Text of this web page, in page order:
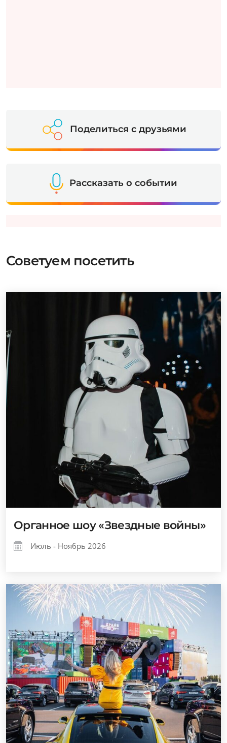
Поделиться с друзьями
Рассказать о событии
Советуем посетить
Органное шоу «Звездные войны»
Июль - Ноябрь 2026